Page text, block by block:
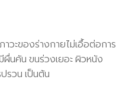
วะของร่างกายไม่เอื้อต่อการ
ผื่นคัน ขนร่วงเยอะ ผิวหนัง
รวน เป็นต้น